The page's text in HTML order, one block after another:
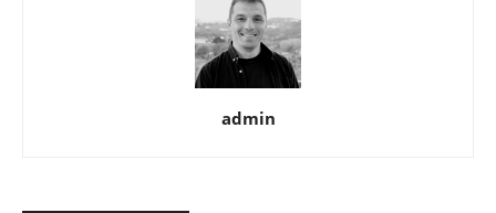
admin